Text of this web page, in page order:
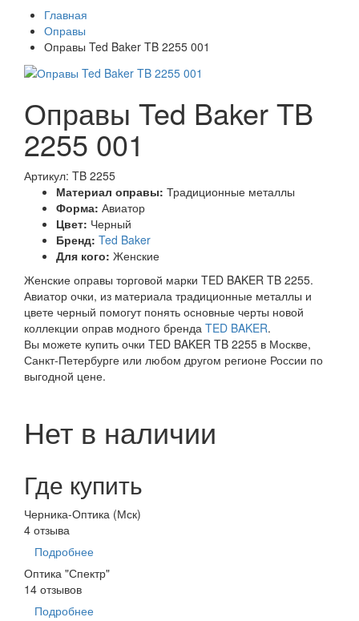
Главная
Оправы
Оправы Ted Baker TB 2255 001
Оправы Ted Baker TB
2255 001
Артикул: TB 2255
Материал оправы: Традиционные металлы
Форма: Авиатор
Цвет: Черный
Бренд: Ted Baker
Для кого: Женские
Женские оправы торговой марки TED BAKER TB 2255.
Авиатор очки, из материала традиционные металлы и
цвете черный помогут понять основные черты новой
коллекции оправ модного бренда TED BAKER.
Вы можете купить очки TED BAKER TB 2255 в Москве,
Санкт-Петербурге или любом другом регионе России по
выгодной цене.
Нет в наличии
Где купить
Черника-Оптика (Мск)
4 отзыва
Подробнее
Оптика "Спектр"
14 отзывов
Подробнее